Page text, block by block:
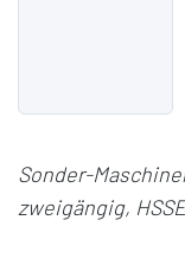
Sonder-
zweigängig,